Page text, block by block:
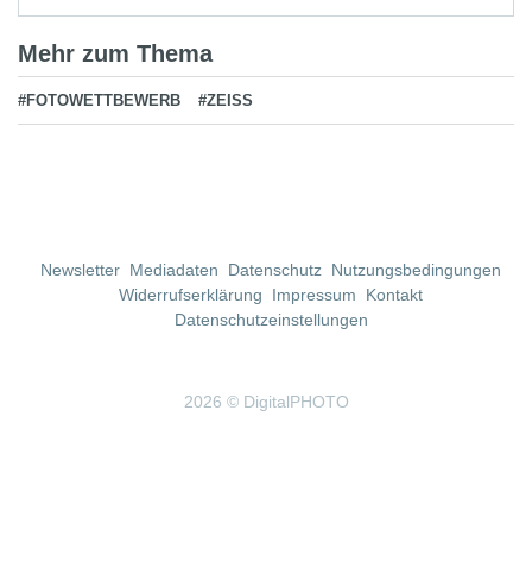
Mehr zum Thema
#FOTOWETTBEWERB #ZEISS
2026 © DigitalPHOTO
Newsletter Mediadaten Datenschutz Nutzungsbedingungen
Widerrufserklärung
Impressum
Kontakt
Datenschutzeinstellungen